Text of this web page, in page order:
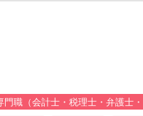
門職（会計士・税理士・弁護士